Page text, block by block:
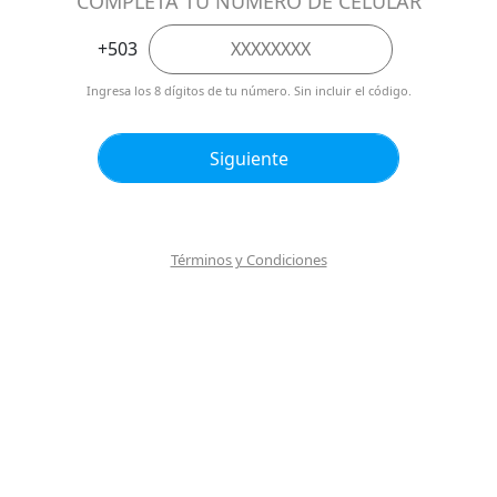
Términos y Condiciones